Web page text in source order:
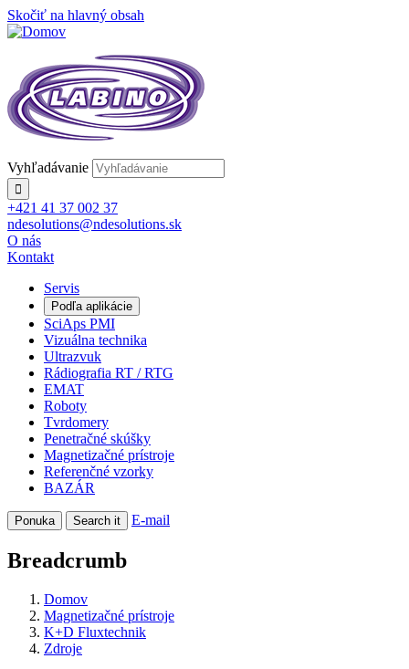
Skočiť na hlavný obsah
Vyhľadávanie
+421 41 37 002 37
ndesolutions@ndesolutions.sk
O nás
Kontakt
Servis
Podľa aplikácie
SciAps PMI
Vizuálna technika
Ultrazvuk
Rádiografia RT / RTG
EMAT
Roboty
Tvrdomery
Penetračné skúšky
Magnetizačné prístroje
Referenčné vzorky
BAZÁR
Ponuka Search it E-mail
Breadcrumb
Domov
Magnetizačné prístroje
K+D Fluxtechnik
Zdroje